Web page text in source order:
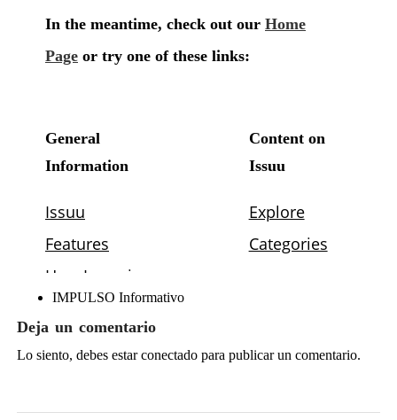
IMPULSO Informativo
Deja un comentario
Lo siento, debes estarconectadopara publicar un comentario.